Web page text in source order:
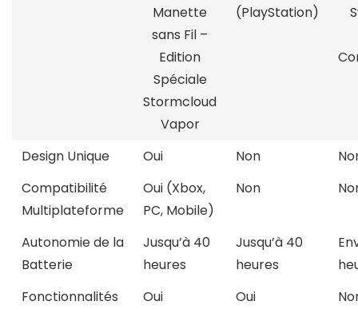
Manette
sans Fil –
Edition
Spéciale
Stormcloud
Vapor
(PlayStation)
Design Unique Oui Non
Compatibilité
Multiplateforme
Oui (Xbox,
PC, Mobile)
Non
Autonomie de la
Batterie
Jusqu’à 40
heures
Jusqu’à 40
heures
Fonctionnalités
Oui Oui